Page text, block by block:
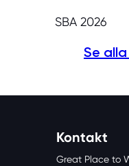
SBA 2026
Se
Kontakt
Great Place to